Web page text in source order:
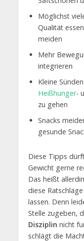
Möglichst
Qualität
meiden
Mehr
integrieren
Kleine
Heißhunger-
zu gehen
Snacks
gesunde
Diese Tipps
Gewicht gerne
Das heißt
diese
lassen. Denn
Stelle zugeben,
Disziplin nicht
schlägt die